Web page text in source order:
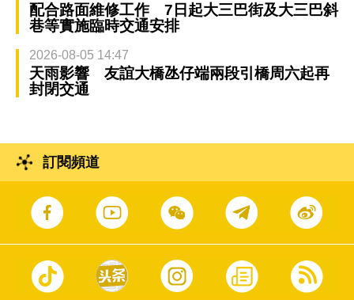
配合路面維修工作 7日起大三巴街及大三巴斜
巷等實施臨時交通安排
2026-08-05 14:47
天雨影響 友誼大橋氹仔端兩段引橋周六起再
封閉交通
訂閱頻道